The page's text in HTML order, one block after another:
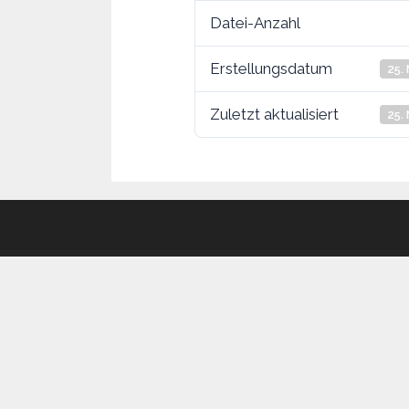
Datei-Anzahl
Erstellungsdatum 25.
Zuletzt aktualisiert 25.